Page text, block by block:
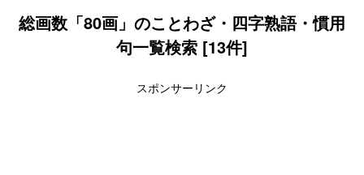
総画数「80画」のことわざ・四字熟語・慣用
句一覧検索 [13件]
スポンサーリンク